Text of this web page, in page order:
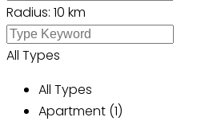
Radius: 10 km
All Types
All Types
Apartment (1)